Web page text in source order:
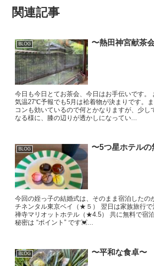
関連記事
BLOG 〜熱田神宮献茶
今日も今日とてお茶会、今日はお手伝いです。
気温27℃予報でも5月は袷着物が決まりです。
コンも効いているので何とかなりますが、少し
なる様に、膝の辺りが透かしになってい...
BLOG 〜5つ星ホテルの
今回の姪っ子の結婚式は、そのまま宿泊したの
チネンタル東京ベイ（★５） 翌日は家族旅行で
禅寺マリオットホテル（★4.5） 共に無料で宿
秘密は “ポイント” です💓...
BLOG 〜平和な食卓〜